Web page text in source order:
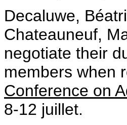
Decaluwe,
Chateauneuf,
negotiate their
members when
Conference on
8-12 juillet.